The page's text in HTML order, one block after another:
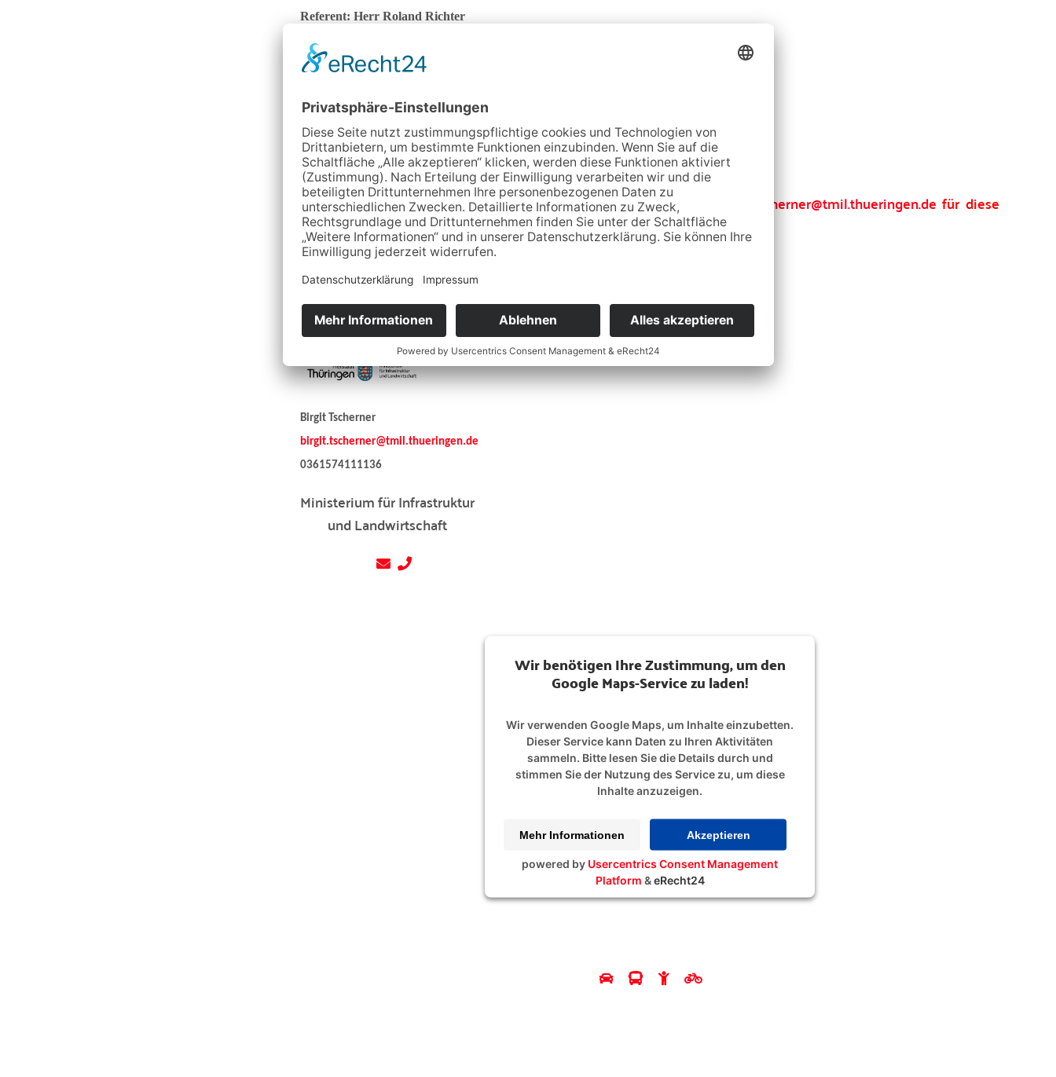
Referent: Herr Roland Richter
Impulsvortrag: Motto – „Leben? Pflegen? Zeit der Ewigkeit? und was kommt dann !?“
Termin: Mittwoch, 5. Juli 2023
Ort: TMIL, Raum 009
Zeit: Beginn 13:00 Uhr
Die Teilnehmerzahl ist beschränkt. Bitte melden Sie sich unter birgit.tscherner@tmil.thueringen.de für diese
Veranstaltung an.
Veranstalter
Birgit Tscherner
birgit.tscherner@tmil.thueringen.de
0361574111136
Ministerium für Infrastruktur
und Landwirtschaft
Wir benötigen Ihre Zustimmung, um den
Google Maps-Service zu laden!
Wir verwenden Google Maps, um Inhalte einzubetten.
Dieser Service kann Daten zu Ihren Aktivitäten
sammeln. Bitte lesen Sie die Details durch und
stimmen Sie der Nutzung des Service zu, um diese
Inhalte anzuzeigen.
Mehr Informationen Akzeptieren
powered by Usercentrics Consent Management
Platform &eRecht24